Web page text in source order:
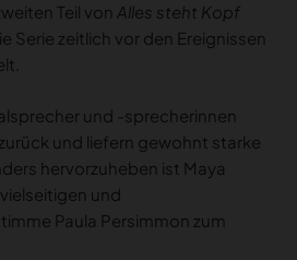
Teil von Alles steht Kopf
Serie zeitlich vor den Ereignissen
und -sprecherinnen
und liefern gewohnt starke
hervorzuheben ist Maya
und
Paula Persimmon zum